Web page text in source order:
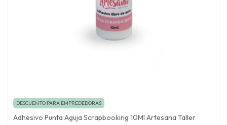
DESCUENTO PARA EMPREDEDORAS
Adhesivo Punta Aguja Scrapbooking 10Ml Artesana Taller